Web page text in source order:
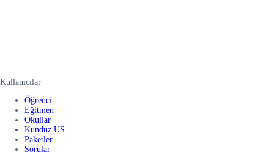
Kullanıcılar
Öğrenci
Eğitmen
Okullar
Kunduz US
Paketler
Sorular